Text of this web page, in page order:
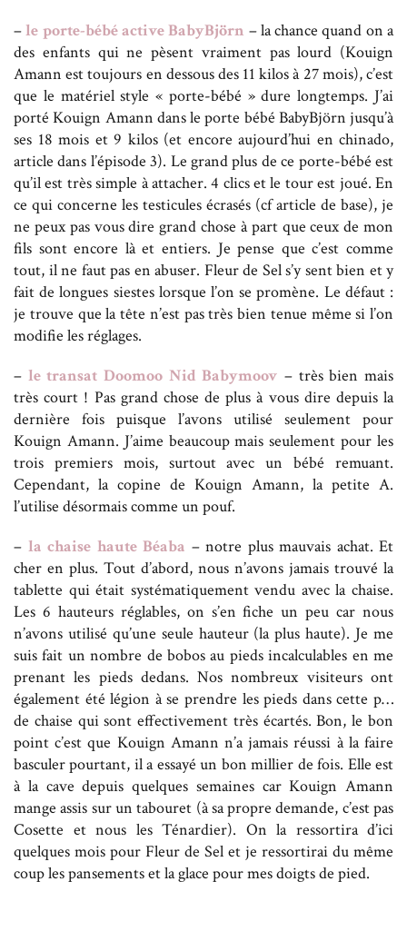
–le porte-bébé active BabyBjörn – la chance quand on a
des enfants qui ne pèsent vraiment pas lourd (Kouign
Amann est toujours en dessous des 11 kilos à 27 mois), c’est
que le matériel style « porte-bébé » dure longtemps. J’ai
porté Kouign Amann dans le porte bébé BabyBjörn jusqu’à
ses 18 mois et 9 kilos (et encore aujourd’hui en chinado,
article dans l’épisode 3). Le grand plus de ce porte-bébé est
qu’il est très simple à attacher. 4 clics et le tour est joué. En
ce qui concerne les testicules écrasés (cf article de base), je
ne peux pas vous dire grand chose à part que ceux de mon
fils sont encore là et entiers. Je pense que c’est comme
tout, il ne faut pas en abuser. Fleur de Sel s’y sent bien et y
fait de longues siestes lorsque l’on se promène. Le défaut :
je trouve que la tête n’est pas très bien tenue même si l’on
modifie les réglages.
– le transat Doomoo Nid Babymoov – très bien mais
très court ! Pas grand chose de plus à vous dire depuis la
dernière fois puisque l’avons utilisé seulement pour
Kouign Amann. J’aime beaucoup mais seulement pour les
trois premiers mois, surtout avec un bébé remuant.
Cependant, la copine de Kouign Amann, la petite A.
l’utilise désormais comme un pouf.
– la chaise haute Béaba – notre plus mauvais achat. Et
cher en plus. Tout d’abord, nous n’avons jamais trouvé la
tablette qui était systématiquement vendu avec la chaise.
Les 6 hauteurs réglables, on s’en fiche un peu car nous
n’avons utilisé qu’une seule hauteur (la plus haute). Je me
suis fait un nombre de bobos au pieds incalculables en me
prenant les pieds dedans. Nos nombreux visiteurs ont
également été légion à se prendre les pieds dans cette p…
de chaise qui sont effectivement très écartés. Bon, le bon
point c’est que Kouign Amann n’a jamais réussi à la faire
basculer pourtant, il a essayé un bon millier de fois. Elle est
à la cave depuis quelques semaines car Kouign Amann
mange assis sur un tabouret (à sa propre demande, c’est pas
Cosette et nous les Ténardier). On la ressortira d’ici
quelques mois pour Fleur de Sel et je ressortirai du même
coup les pansements et la glace pour mes doigts de pied.